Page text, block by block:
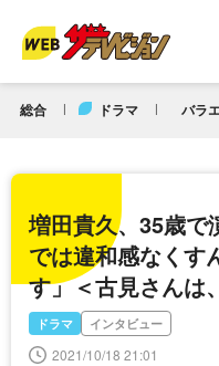
総合 ドラマ バラ
増田貴久、35歳で
では違和感なくす
す」＜古見さんは
ドラマ インタビュー
2021/10/18 21:01